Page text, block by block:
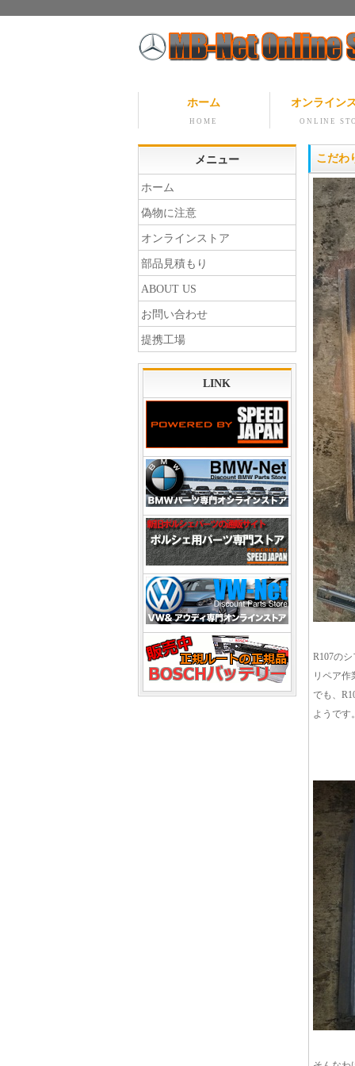
ホーム
HOME
オンライン
ONLINE
こだわ
R107の
リペア
でも、
ようです
メニュー
ホーム
偽物に注意
オンラインストア
部品見積もり
ABOUT US
お問い合わせ
提携工場
LINK